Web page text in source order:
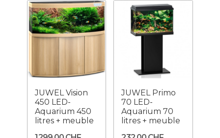
JUWEL Vision
450 LED-
Aquarium 450
litres + meuble
JUWEL Primo
70 LED-
Aquarium 70
litres + meuble